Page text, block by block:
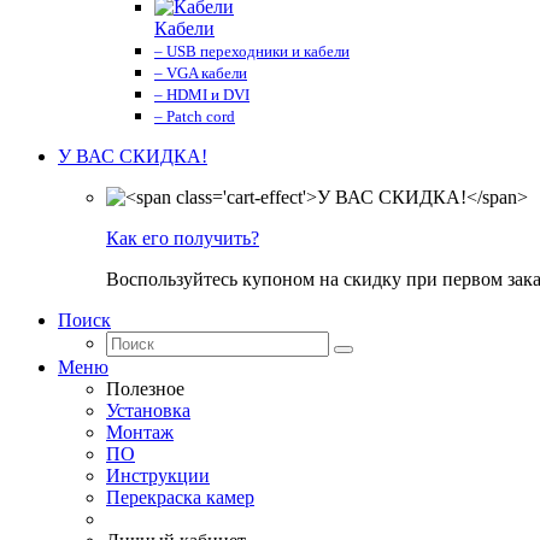
Кабели
– USB переходники и кабели
– VGA кабели
– HDMI и DVI
– Patch cord
У ВАС СКИДКА!
Как его получить?
Воспользуйтесь купоном на скидку при первом
Поиск
Меню
Полезное
Установка
Монтаж
ПО
Инструкции
Перекраска камер